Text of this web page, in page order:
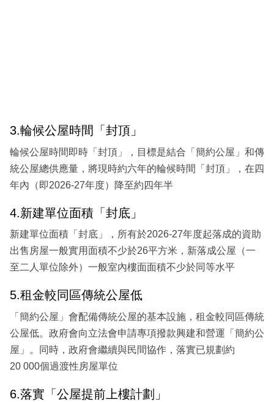
3.輪候公屋時間「封頂」
輪候公屋時間即時「封頂」，目標是結合「簡約公屋」和傳
統公屋總供應量，將現時約六年的輪候時間「封頂」，在四
年內（即2026-27年度）降至約四年半
4.新建單位面積「封底」
新建單位面積「封底」，所有於2026-27年度起落成的資助
出售房屋一般實用面積不少於26平方米，新落成公屋（一
至二人單位除外）一般室內樓面面積不少於同等水平
5.租金較同區傳統公屋低
「簡約公屋」會配備傳統公屋的基本設施，租金較同區傳統
公屋低。政府會向立法會申請專項撥款興建和營運「簡約公
屋」。同時，政府會繼續與民間協作，落實已規劃約
20 000個過渡性房屋單位
6.落實「公屋提前上樓計劃」